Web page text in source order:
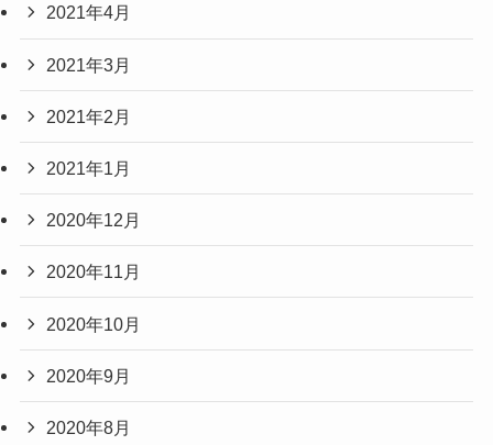
2021年4月
2021年3月
2021年2月
2021年1月
2020年12月
2020年11月
2020年10月
2020年9月
2020年8月